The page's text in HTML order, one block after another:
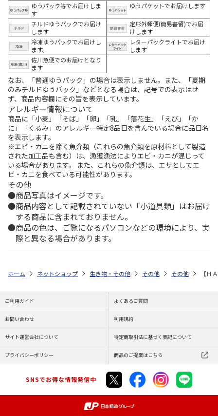
ゆうパック等でお届けしま
す
ゆうパケットでお届けします
チルドゆうパックでお届け
します
定形外郵便(簡易書留)でお届
けします
冷凍ゆうパックでお届けし
ます。
レターパックライトでお届け
します
佐川急便でのお届けとなり
ます
なお、「普通ゆうパック」の場合は表示しません。また、「夏期
のみチルドゆうパック」などとなる場合は、記号での表示はせ
ず、商品内容欄にその旨を表示しています。
アレルギー情報について
商品に「小麦」「そば」「卵」「乳」「落花生」「えび」「か
に」「くるみ」のアレルギー特定8品目を含んでいる場合に品目名
を表示します。
※エビ・カニを除く魚介類（これらの魚介類を原材料として製造
された加工品も含む）は、漁獲漁法によりエビ・カニが混じって
いる場合があります。 また、これらの魚介類は、エサとしてエ
ビ・カニを食べている可能性があります。
その他
商品写真はイメージです。
商品内容として記載されていない「小道具類」はお届け
する商品に含まれておりません。
商品の色は、ご覧になるパソコンなどの環境により、実
際と異なる場合があります。
ホーム ネットショップ 生き物・その他 その他 その他 【Ｈ
ご利用ガイド よくあるご質問
お問い合わせ 利用規約
サイト運営会社について 特定商取引法に基づく表記について
プライバシーポリシー 商品のご提案はこちら
SNSでお得な情報発信中